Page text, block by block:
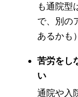
も通院型
で、別の
あるかも）
苦労をし
い
通院や入